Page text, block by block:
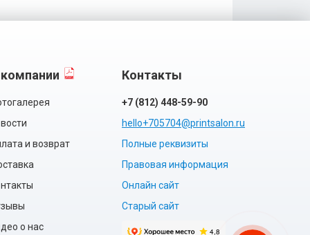
и возврат
о нас
Контакты
+7 (812) 448-59-90
hello+705704@printsalon.ru
Полные реквизиты
Правовая информация
Онлайн сайт
Старый сайт